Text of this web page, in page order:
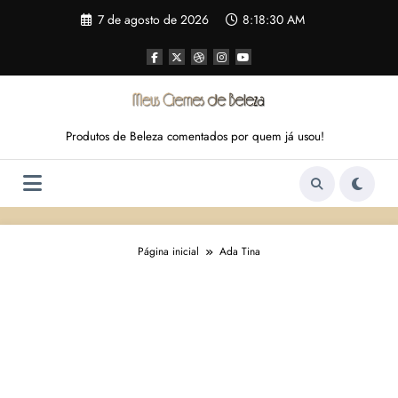
7 de agosto de 2026 8:18:31 AM
Produtos de Beleza comentados por quem já usou!
Página inicial Ada Tina